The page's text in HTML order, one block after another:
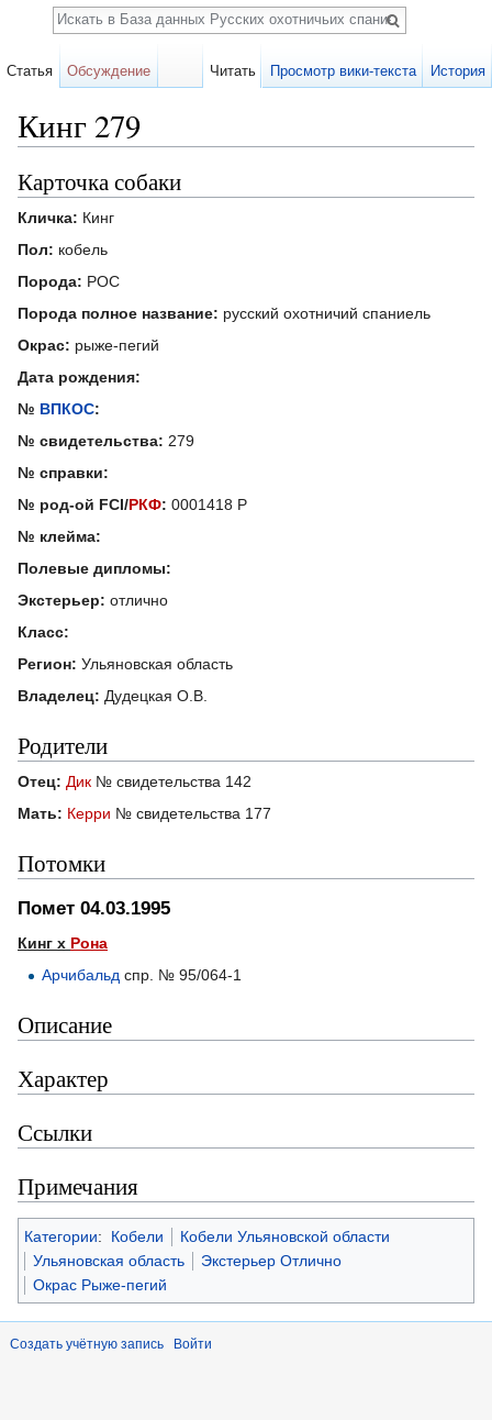
Кинг 279
Карточка собаки
Кличка: Кинг
Пол: кобель
Порода: РОС
Порода полное название: русский охотничий спаниель
Окрас: рыже-пегий
Дата рождения:
№ ВПКОС:
№ свидетельства: 279
№ справки:
№ род-ой FCI/РКФ: 0001418 Р
№ клейма:
Полевые дипломы:
Экстерьер: отлично
Класс:
Регион: Ульяновская область
Владелец: Дудецкая О.В.
Родители
Отец: Дик № свидетельства 142
Мать: Керри № свидетельства 177
Потомки
Помет 04.03.1995
Кинг х Рона
Арчибальд спр. № 95/064-1
Описание
Характер
Ссылки
Примечания
Категории: Кобели
Кобели Ульяновской области
Ульяновская область
Экстерьер Отлично
Окрас Рыже-пегий
Создать учётную запись Войти
Статья Обсуждение Читать Просмотр вики-текста История
Поиск